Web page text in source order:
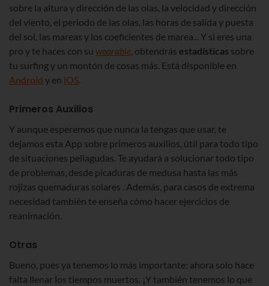
sobre la altura y dirección de las olas, la velocidad y dirección
del viento, el periodo de las olas, las horas de salida y puesta
del sol, las mareas y los coeficientes de marea... Y si eres una
pro y te haces con su wearable, obtendrás estadísticas sobre
tu surfing y un montón de cosas más. Está disponible en
Android y en iOS.
Primeros Auxilios
Y aunque esperemos que nunca la tengas que usar, te
dejamos esta App sobre primeros auxilios, útil para todo tipo
de situaciones peliagudas. Te ayudará a solucionar todo tipo
de problemas, desde picaduras de medusa hasta las más
rojizas quemaduras solares . Además, para casos de extrema
necesidad también te enseña cómo hacer ejercicios de
reanimación.
Otras
Bueno, pues ya tenemos lo más importante: ahora solo hace
falta llenar los tiempos muertos. ¡Y también tenemos lo que